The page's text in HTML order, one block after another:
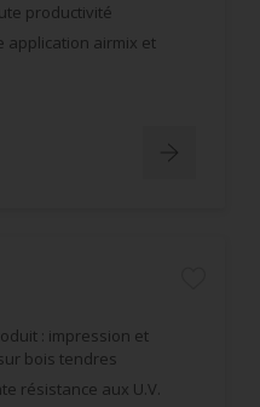
productivité
application airmix et
: impression et
bois tendres
résistance aux U.V.